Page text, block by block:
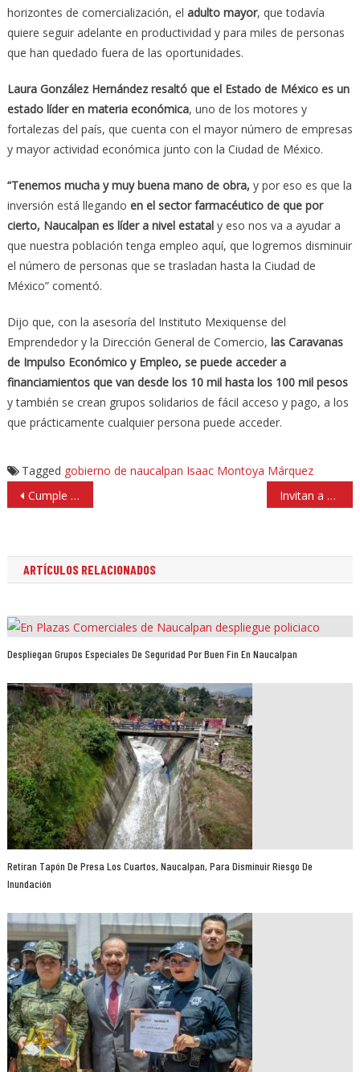
horizontes de comercialización, el adulto mayor, que todavía
quiere seguir adelante en productividad y para miles de personas
que han quedado fuera de las oportunidades.
Laura González Hernández resaltó que el Estado de México es un
estado líder en materia económica, uno de los motores y
fortalezas del país, que cuenta con el mayor número de empresas
y mayor actividad económica junto con la Ciudad de México.
“Tenemos mucha y muy buena mano de obra, y por eso es que la
inversión está llegando en el sector farmacéutico de que por
cierto, Naucalpan es líder a nivel estataly eso nos va a ayudar a
que nuestra población tenga empleo aquí, que logremos disminuir
el número de personas que se trasladan hasta la Ciudad de
México” comentó.
Dijo que, con la asesoría del Instituto Mexiquense del
Emprendedor y la Dirección General de Comercio, las Caravanas
de Impulso Económico y Empleo, se puede acceder a
financiamientos que van desde los 10 mil hasta los 100 mil pesos
y también se crean grupos solidarios de fácil acceso y pago, a los
que prácticamente cualquier persona puede acceder.
Tagged gobierno de naucalpan Isaac Montoya Márquez
Navegación
de
Cumple alcalde Pedro Rodríguez con rehabilitar deportivos Invitan a proponer mejoras para comunidades en Cabildo de Huixquilucan
ARTÍCULOS RELACIONADOS
Despliegan Grupos Especiales De Seguridad Por Buen Fin En Naucalpan
Retiran Tapón De Presa Los Cuartos, Naucalpan, Para Disminuir Riesgo De
Inundación